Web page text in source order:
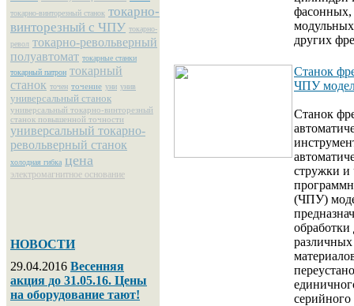
токарно-винторезный станок токарно-
винторезный с ЧПУ токарно-
револ токарно-револьверный
полуавтомат токарные станки
токарный патрон токарный
станок точен точение уни унив
универсальный станок
универсальный токарно-винторезный
станок повышенной точности
универсальный токарно-
револьверный станок
холодная гибка цена
электромагнитное основание
НОВОСТИ
29.04.2016 Весенняя
акция до 31.05.16. Цены
на оборудование тают!
фасонных,
других
Станок
ЧПУ
Станок
стружки
(ЧПУ)
обработки
серийного